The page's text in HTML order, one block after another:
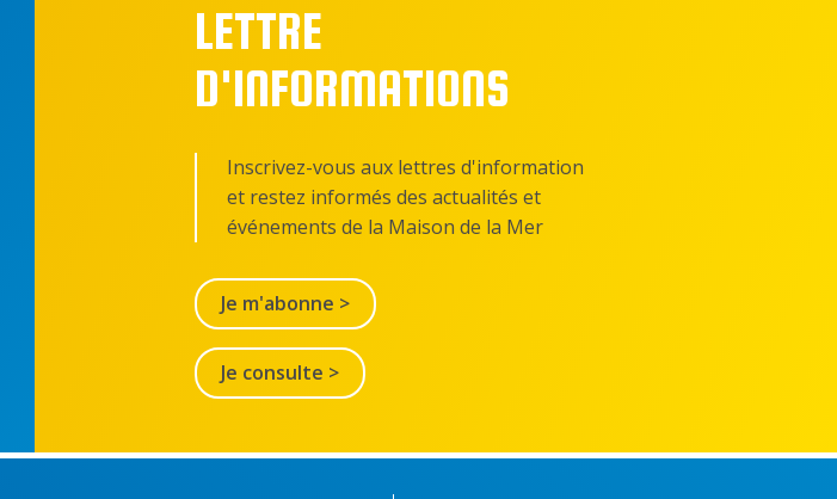
LETTRE
D'INFORMATIONS
Inscrivez-vous aux lettres d'information
et restez informés des actualités et
événements de la Maison de la Mer
Je m'abonne >
Je consulte >